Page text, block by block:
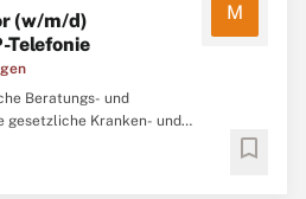
(w/m/d)
Telefonie
M
Beratungs- und
gesetzliche Kranken- und
mit über 380 Mitarbeiterinnen und
unseres Teams suchen wir zum
bookmark